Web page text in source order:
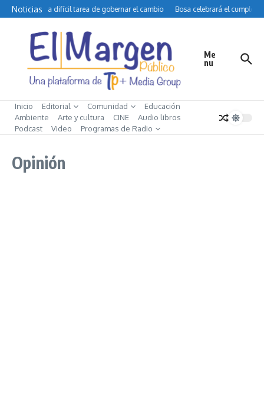
Saltar al contenido
Noticias
Petro y la difícil tarea de gobernar el cambio Bosa celebrará el
Me
nu
Inicio Editorial Comunidad
Educación
Ambiente
Arte y cultura CINE
Audio libros
Podcast
Video Programas de Radio
Opinión